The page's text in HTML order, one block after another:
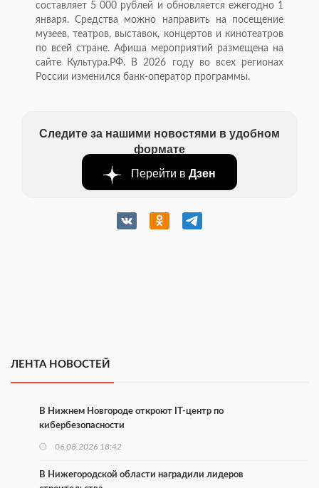
составляет 5 000 рублей и обновляется ежегодно 1
января. Средства можно направить на посещение
музеев, театров, выставок, концертов и кинотеатров
по всей стране. Афиша мероприятий размещена на
сайте Культура.РФ. В 2026 году во всех регионах
России изменился банк-оператор программы.
Следите за нашими новостями в удобном
формате
Перейти в Дзен
ЛЕНТА НОВОСТЕЙ
В Нижнем Новгороде откроют IT-центр по
кибербезопасности
06.08.2026 18:42
В Нижегородской области наградили лидеров